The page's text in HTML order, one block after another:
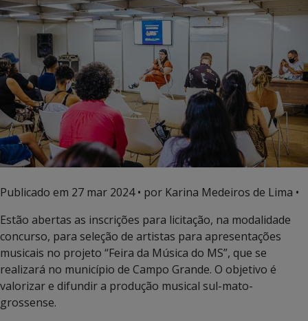
Publicado em 27 mar 2024• por Karina Medeiros de Lima •
Estão abertas as inscrições para licitação, na modalidade
concurso, para seleção de artistas para apresentações
musicais no projeto “Feira da Música do MS”, que se
realizará no município de Campo Grande. O objetivo é
valorizar e difundir a produção musical sul-mato-
grossense.